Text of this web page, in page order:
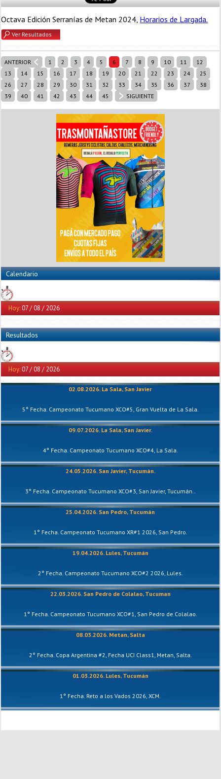
Octava Edición Serranías de Metan 2024, Horarios de Largada.
Ver Resultados
ANTERIOR 1 2 3 4 5 6 7 8 9 10 11
12
13
14 15 16 17 18 19 20 21 22 23 24
25
26
27 28 29 30 31 32 33 34 35 36 37
38
39
40 41 42 43 44 45 SIGUIENTE
Calendario
Hoy:07 / 08 / 2026
Resultados
Hoy:07 / 08 / 2026
02.08.2026. La Sala, San Javier
5° Fecha. Campeonato Tucumano XCO#5, Gran Vuelta de La Sala.
09.07.2026. La Sala, San Javier.
4° Fecha. Campeonato Tucumano XCO#4, La Sala.
24.05.2026. San Javier, Tucumán.
3° Fecha. Campeonato Tucumano XCO#3, San Javier, Tucumán..
25.04.2026. San Pedro, Tucumán
1° Fecha. Campeonato Tucumano XR#1 2026, San Pedro.
19.04.2026. Lules, Tucumán
2° Fecha. Campeonato Tucumano XCO#2 2026, Lules.
22.03.2026. San Pedro de Colalao, Tucuman
1° Fecha. Campeonato Tucumano XCO#1, San Pedro de Colalao.
08.03.2026. Metan, Salta
2° Fecha. Copa Argentina #2, Fecha UCI Class1, Metan, Salta.
01.03.2026. Lules, Tucumán
1° Fecha. Reto a los Vados 2026, XCM.